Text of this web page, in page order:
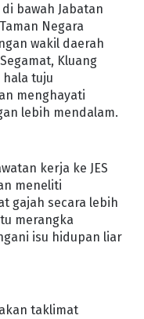
di bawah Jabatan
Negara
wakil daerah
Kluang
tuju
menghayati
lebih mendalam.
kerja ke JES
meneliti
gajah secara lebih
merangka
isu hidupan liar
taklimat